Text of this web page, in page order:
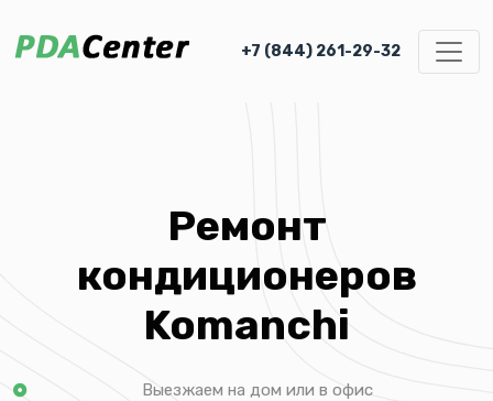
+7 (844) 261-29-32
Ремонт
кондиционеров
Komanchi
Выезжаем на дом или в офис